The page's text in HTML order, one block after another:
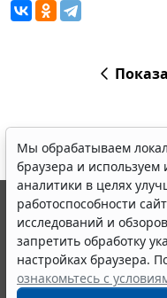
Мы обрабатываем
браузера и используем
аналитики в целях
работоспособности
исследований и
запретить обработку
настройках браузера.
ознакомьтесь с
© ООО "НПП "ГАРАНТ-
выпускается с 1990
являются участниками
информации ГАРАНТ.
Портал ГАРАНТ.РУ